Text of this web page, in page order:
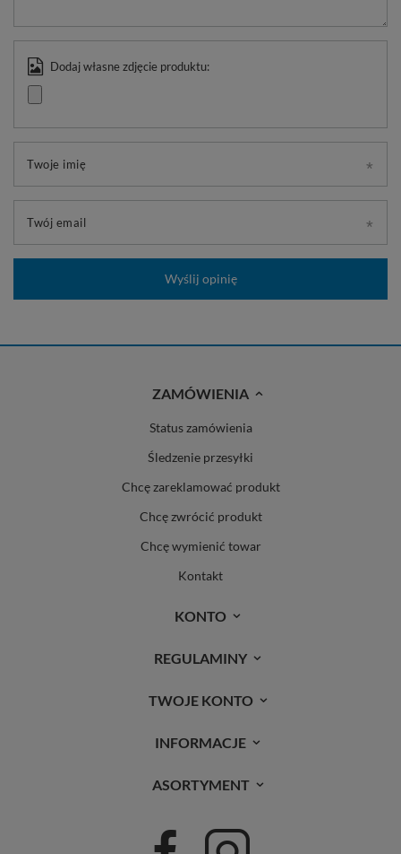
Dodaj własne zdjęcie produktu:
Twoje imię
Twój email
Wyślij opinię
ZAMÓWIENIA
Status zamówienia
Śledzenie przesyłki
Chcę zareklamować produkt
Chcę zwrócić produkt
Chcę wymienić towar
Kontakt
KONTO
REGULAMINY
TWOJE KONTO
INFORMACJE
ASORTYMENT